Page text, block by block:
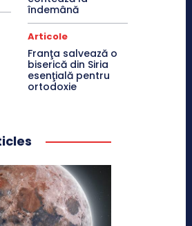
îndemână
Articole
Franţa salvează o
biserică din Siria
esenţială pentru
ortodoxie